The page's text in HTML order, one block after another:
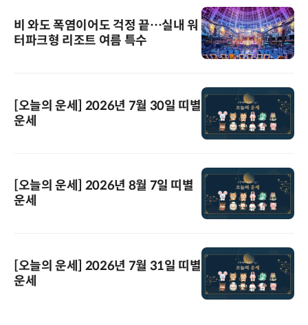
비 와도 폭염이어도 걱정 끝…실내 워
터파크형 리조트 여름 특수
[오늘의 운세] 2026년 7월 30일 띠별
운세
[오늘의 운세] 2026년 8월 7일 띠별
운세
[오늘의 운세] 2026년 7월 31일 띠별
운세